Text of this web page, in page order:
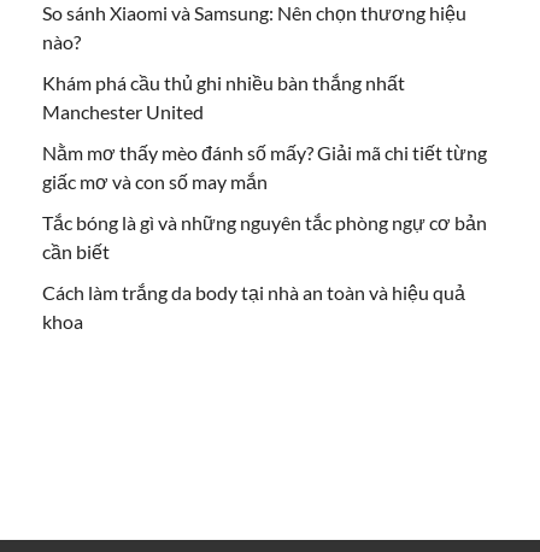
So sánh Xiaomi và Samsung: Nên chọn thương hiệu
nào?
Khám phá cầu thủ ghi nhiều bàn thắng nhất
Manchester United
Nằm mơ thấy mèo đánh số mấy? Giải mã chi tiết từng
giấc mơ và con số may mắn
Tắc bóng là gì và những nguyên tắc phòng ngự cơ bản
cần biết
Cách làm trắng da body tại nhà an toàn và hiệu quả
khoa